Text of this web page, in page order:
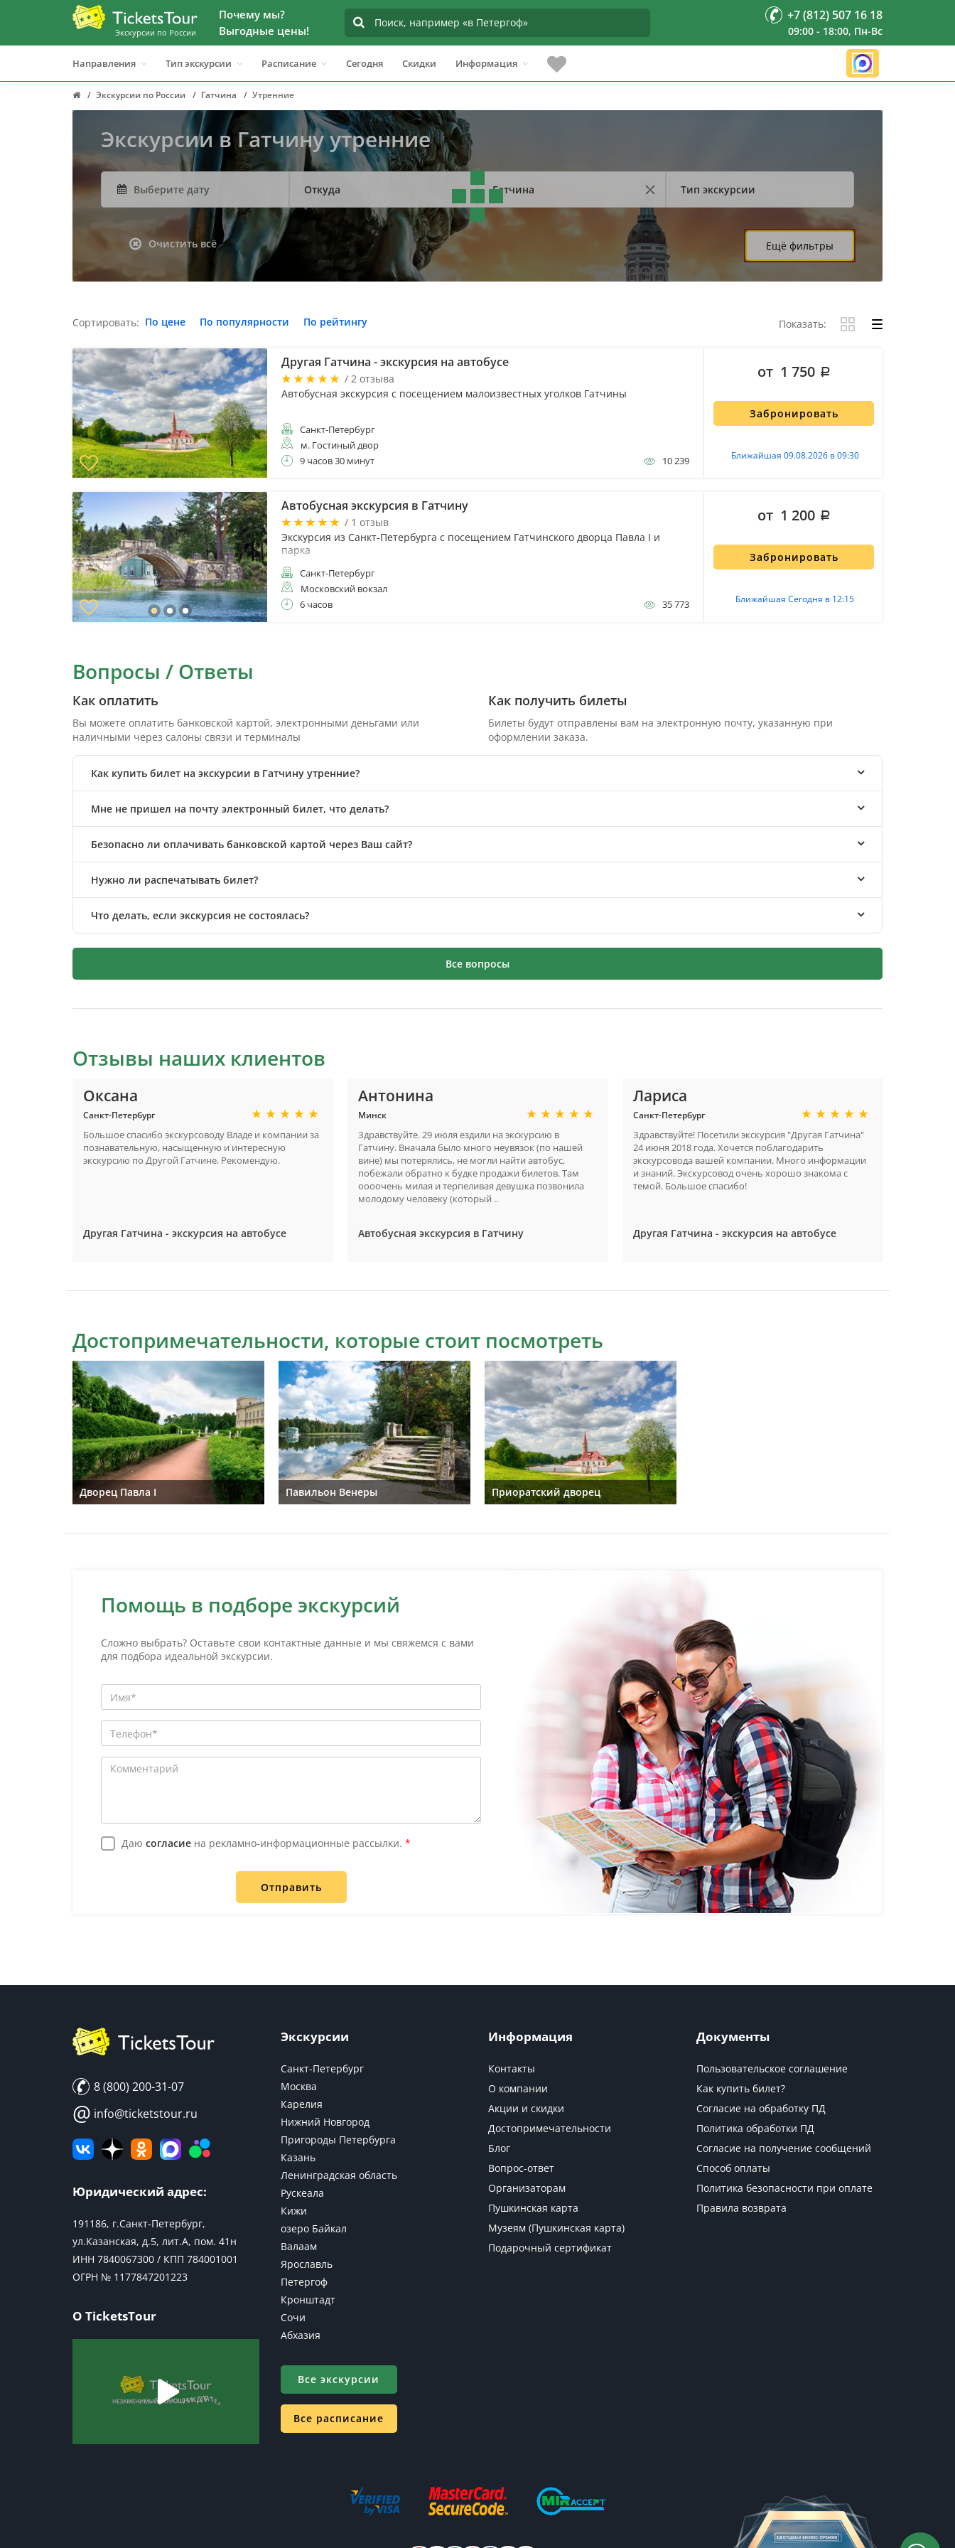
Экскурсии по России
Почему мы?
Выгодные цены!
+7 (812) 507 16 18
09:00 - 18:00, Пн-Вс
Направления Тип экскурсии Расписание Сегодня Скидки Информация
Экскурсии по России Гатчина Утренние
Экскурсии в Гатчину утренние
Откуда Гатчина Тип экскурсии
Очистить всё Ещё фильтры
Сортировать: По цене По популярности По рейтингу Показать:
Другая Гатчина - экскурсия на автобусе
/ 2 отзыва
Автобусная экскурсия с посещением малоизвестных уголков Гатчины
Санкт-Петербург
м. Гостиный двор
9 часов 30 минут
10 239
Забронировать
Ближайшая 09.08.2026 в 09:30
от 1 750
Автобусная экскурсия в Гатчину
/ 1 отзыв
Экскурсия из Санкт-Петербурга с посещением Гатчинского дворца Павла I и
парка
Санкт-Петербург
Московский вокзал
6 часов
35 773
Забронировать
Ближайшая Сегодня в 12:15
от 1 200
Вопросы / Ответы
Как оплатить
Вы можете оплатить банковской картой, электронными деньгами или
наличными через салоны связи и терминалы
Как получить билеты
Билеты будут отправлены вам на электронную почту, указанную при
оформлении заказа.
Как купить билет на экскурсии в Гатчину утренние?
Мне не пришел на почту электронный билет, что делать?
Безопасно ли оплачивать банковской картой через Ваш сайт?
Нужно ли распечатывать билет?
Что делать, если экскурсия не состоялась?
Все вопросы
Отзывы наших клиентов
Оксана
Санкт-Петербург
Большое спасибо экскурсоводу Владе и компании за
познавательную, насыщенную и интересную
экскурсию по Другой Гатчине. Рекомендую.
Другая Гатчина - экскурсия на автобусе
Антонина
Минск
Здравствуйте. 29 июля ездили на экскурсию в
Гатчину. Вначала было много неувязок (по нашей
вине) мы потерялись, не могли найти автобус,
побежали обратно к будке продажи билетов. Там
оооочень милая и терпеливая девушка позвонила
молодому человеку (который ..
Автобусная экскурсия в Гатчину
Лариса
Санкт-Петербург
Здравствуйте! Посетили экскурсия "Другая Гатчина"
24 июня 2018 года. Хочется поблагодарить
экскурсовода вашей компании. Много информации
и знаний. Экскурсовод очень хорошо знакома с
темой. Большое спасибо!
Другая Гатчина - экскурсия на автобусе
Достопримечательности, которые стоит посмотреть
Дворец Павла I Павильон Венеры Приоратский дворец
Помощь в подборе экскурсий
Сложно выбрать? Оставьте свои контактные данные и мы свяжемся с вами
для подбора идеальной экскурсии.
Даю согласие на рекламно-информационные рассылки. *
Отправить
8 (800) 200-31-07
@ info@ticketstour.ru
Юридический адрес:
191186, г.Санкт-Петербург,
ул.Казанская, д.5, лит.А, пом. 41н
ИНН 7840067300 / КПП 784001001
ОГРН № 1177847201223
О TicketsTour
Экскурсии
Санкт-Петербург
Москва
Карелия
Нижний Новгород
Пригороды Петербурга
Казань
Ленинградская область
Рускеала
Кижи
озеро Байкал
Валаам
Ярославль
Петергоф
Кронштадт
Сочи
Абхазия
Все экскурсии
Все расписание
Информация
Контакты
О компании
Акции и скидки
Достопримечательности
Блог
Вопрос-ответ
Организаторам
Пушкинская карта
Музеям (Пушкинская карта)
Подарочный сертификат
Документы
Пользовательское соглашение
Как купить билет?
Согласие на обработку ПД
Политика обработки ПД
Согласие на получение сообщений
Способ оплаты
Политика безопасности при оплате
Правила возврата